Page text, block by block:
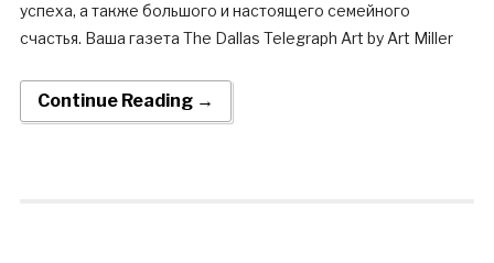
успеха, а также большого и настоящего семейного
счастья. Ваша газета The Dallas Telegraph Art by Art Miller
Continue Reading →